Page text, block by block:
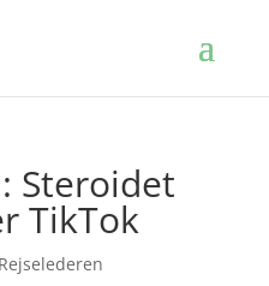
Steroidet
TikTok
Rejselederen